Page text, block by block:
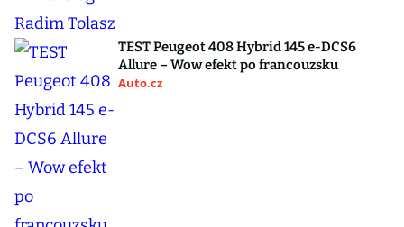
TEST Peugeot 408 Hybrid 145 e-DCS6
Allure – Wow efekt po francouzsku
Auto.cz